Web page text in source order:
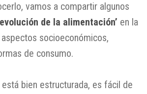
vamos a compartir algunos
de la alimentación’ en la
socioeconómicos,
de consumo.
bien estructurada, es fácil de